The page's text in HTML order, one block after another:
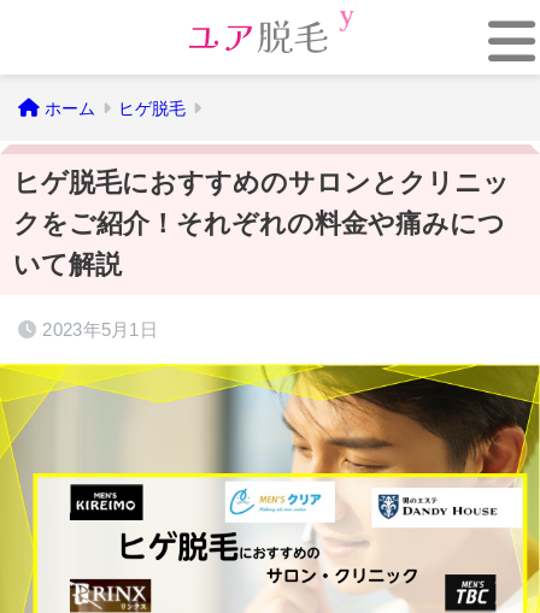
ホーム ヒゲ脱毛
ヒゲ脱毛におすすめのサロンとクリニッ
クをご紹介！それぞれの料金や痛みにつ
いて解説
2023年5月1日